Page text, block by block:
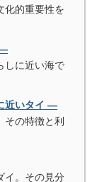
化的重要性を
―
しに近い海で
近いタイ ―
の特徴と利
イ。その見分